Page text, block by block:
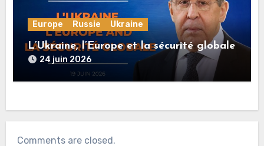
Europe Russie Ukraine
L’Ukraine, l’Europe et la sécurité globale
24 juin 2026
Comments are closed.